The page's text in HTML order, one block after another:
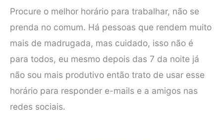
Procure o melhor horário para trabalhar, não se
prenda no comum. Há pessoas que rendem muito
mais de madrugada, mas cuidado, isso não é
para todos, eu mesmo depois das 7 da noite já
não sou mais produtivo então trato de usar esse
horário para responder e-mails e a amigos nas
redes sociais.